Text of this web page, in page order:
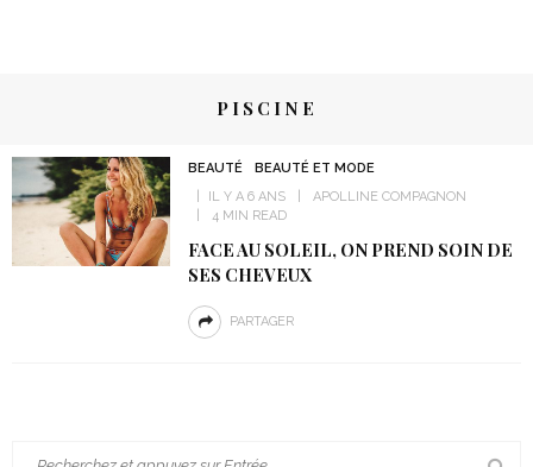
PISCINE
BEAUTÉ
BEAUTÉ ET MODE
IL Y A 6 ANS
APOLLINE COMPAGNON
4 MIN READ
FACE AU SOLEIL, ON PREND SOIN DE
SES CHEVEUX
PARTAGER